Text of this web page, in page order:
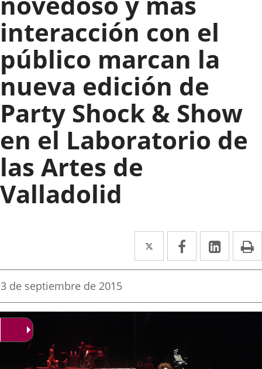
interacción con el
público marcan la
nueva edición de
Party Shock & Show
en el Laboratorio de
las Artes de
Valladolid
Twitter
Enlace
a
aplicación
Facebook
Enlace
a
aplicación
Enlace
a
Fecha
la
noticia
3 de septiembre de 2015